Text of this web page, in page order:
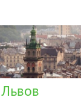
Львов